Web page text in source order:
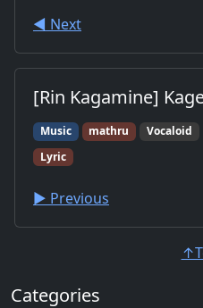
◀︎ Next
[Rin Kagamine]
Music mathru Vocaloid
Lyric
▶︎ Previous
Categories